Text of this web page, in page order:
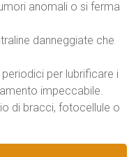
anomali o si ferma
danneggiate che
per lubrificare i
impeccabile.
di bracci, fotocellule o